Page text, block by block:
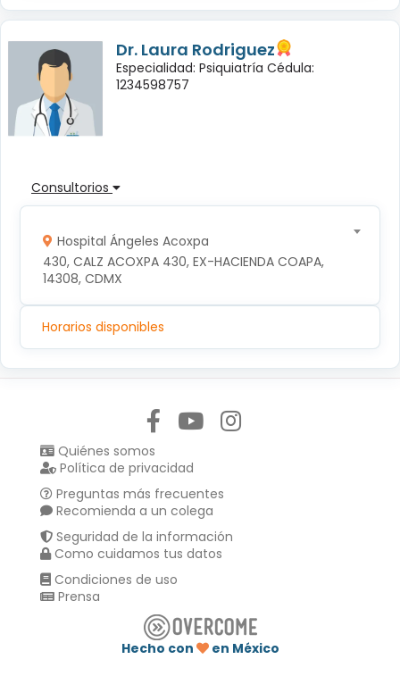
Dr. Laura Rodriguez
Especialidad: Psiquiatría Cédula:
1234598757
Consultorios
Hospital Ángeles Acoxpa
430, CALZ ACOXPA 430, EX-HACIENDA COAPA,
14308, CDMX
Horarios disponibles
Quiénes somos
Política de privacidad
Preguntas más frecuentes
Recomienda a un colega
Seguridad de la información
Como cuidamos tus datos
Condiciones de uso
Prensa
Hecho con
en México